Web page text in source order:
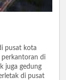
pusat kota
perkantoran di
juga gedung
di pusat